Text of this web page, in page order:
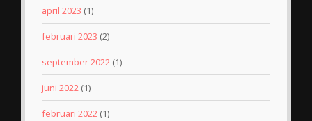
april 2023 (1)
februari 2023 (2)
september 2022 (1)
juni 2022 (1)
februari 2022 (1)